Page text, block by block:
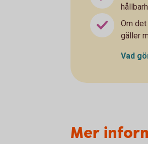
Om
gäller
Vad
Mer